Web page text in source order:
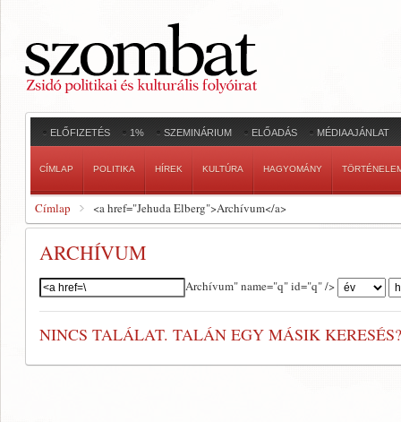
ELŐFIZETÉS 1% SZEMINÁRIUM ELŐADÁS MÉDIAAJÁNLAT
CÍMLAP POLITIKA HÍREK KULTÚRA HAGYOMÁNY
Címlap <a href="Jehuda Elberg">Archívum</a>
ARCHÍVUM
Szerző: Archívum" name="q" id="q" />
NINCS TALÁLAT. TALÁN EGY MÁSIK KERESÉS?